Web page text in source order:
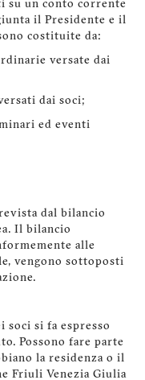
su un conto corrente
il Presidente e il
costituite da:
versate dai
dai soci;
ed eventi
dal bilancio
Il bilancio
alle
vengono sottoposti
soci si fa espresso
Possono fare parte
la residenza o il
Friuli Venezia Giulia